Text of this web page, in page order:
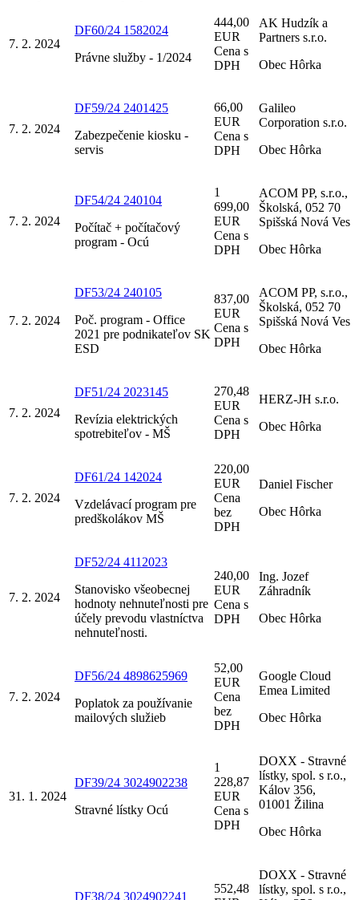
7. 2. 2024
DF60/24 1582024
Právne služby - 1/2024
444,00
EUR
Cena s
DPH
AK Hudzík a
Partners s.r.o.
Obec Hôrka
7. 2. 2024
DF59/24 2401425
Zabezpečenie kiosku -
servis
66,00
EUR
Cena s
DPH
Galileo
Corporation s.r.o.
Obec Hôrka
7. 2. 2024
DF54/24 240104
Počítač + počítačový
program - Ocú
1
699,00
EUR
Cena s
DPH
ACOM PP, s.r.o.,
Školská, 052 70
Spišská Nová Ves
Obec Hôrka
7. 2. 2024
DF53/24 240105
Poč. program - Office
2021 pre podnikateľov SK
ESD
837,00
EUR
Cena s
DPH
ACOM PP, s.r.o.,
Školská, 052 70
Spišská Nová Ves
Obec Hôrka
7. 2. 2024
DF51/24 2023145
Revízia elektrických
spotrebiteľov - MŠ
270,48
EUR
Cena s
DPH
HERZ-JH s.r.o.
Obec Hôrka
7. 2. 2024
DF61/24 142024
Vzdelávací program pre
predškolákov MŠ
220,00
EUR
Cena
bez
DPH
Daniel Fischer
Obec Hôrka
7. 2. 2024
DF52/24 4112023
Stanovisko všeobecnej
hodnoty nehnuteľnosti pre
účely prevodu vlastníctva
nehnuteľnosti.
240,00
EUR
Cena s
DPH
Ing. Jozef
Záhradník
Obec Hôrka
7. 2. 2024
DF56/24 4898625969
Poplatok za používanie
mailových služieb
52,00
EUR
Cena
bez
DPH
Google Cloud
Emea Limited
Obec Hôrka
31. 1. 2024
DF39/24 3024902238
Stravné lístky Ocú
1
228,87
EUR
Cena s
DPH
DOXX - Stravné
lístky, spol. s r.o.,
Kálov 356,
01001 Žilina
Obec Hôrka
DF38/24 3024902241
552,48
DOXX - Stravné
lístky, spol. s r.o.,